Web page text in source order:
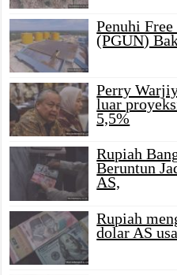
Penuhi
(PGUN)
Perry
luar
5,5%
Rupiah
Beruntun
AS,
Rupiah
dolar AS